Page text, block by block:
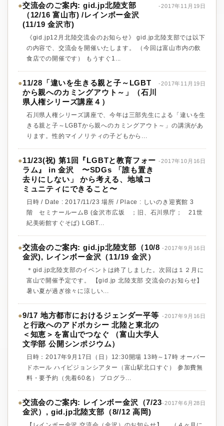
●交流会のご案内: gid.jp北陸支部
（12/16 富山市) /レインボー金沢
(11/19 金沢市)
-2017年11月19日
《gid.jp12月北陸交流会のお知らせ》 gid.jp北陸支部では以下
の内容で、交流会を開催いたします。 （今回は富山市内の飲
食店での開催です） もうすぐ1...
●11/28「違いを生きる親と子～LGBT
から親へのカミングアウト～」（石川
県人権シリーズ講座４）
-2017年11月19日
石川県人権シリーズ講座で、今年は三部先生による「違いを生
きる親と子～LGBTから親へのカミングアウト～」の講演があ
ります。性的マイノリティの子どもから...
●11/23(祝) 第1回『LGBTと教育フォー
ラム』 in 金沢 〜SDGs 「誰も置き
去りにしない」 から考える、地域コ
ミュニティにできること〜
-2017年10月16日
日時 / Date : 2017/11/23 場所 / Place : しいのき迎賓館 3
階 セミナールームB (金沢市広坂 ；旧、石川県庁； 21世
紀美術館すぐそば) LGBT...
●交流会のご案内: gid.jp北陸支部（10/8
金沢), レインボー金沢（11/19 金沢）
-2017年9月16日
＊gid.jp北陸支部のイベントは終了しました。次回は１２月に
富山で開催予定です。 【gid.jp 北陸支部 交流会のお知らせ】
暑い夏が過ぎ徐々に涼しい...
●9/17 地方都市におけるジェンダー平等
と行政へのアドボカシー 北陸と東北の
＜知恵＞を富山でつなぐ （富山大学人
文学部 公開シンポジウム）
-2017年9月16日
日時：2017年9月17日（日）12:30開場 13時～17時 オーバー
ドホール ハイビジョンシアター（富山駅北口すぐ） 参加費無
料・要予約（先着60名） プログラ...
●交流会のご案内: レインボー金沢（7/23
金沢）, gid.jp北陸支部（8//12 高岡)
-2017年6月28日